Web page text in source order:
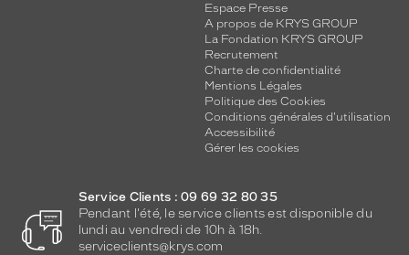
Espace Presse
A propos de KRYS GROUP
La Fondation KRYS GROUP
Recrutement
Charte de confidentialité
Mentions Légales
Politique des Cookies
Conditions générales d'utilisation
Accessibilité
Gérer les cookies
Service Clients : 09 69 32 80 35
Pendant l'été, le service clients est disponible du
lundi au vendredi de 10h à 18h.
serviceclients@krys.com